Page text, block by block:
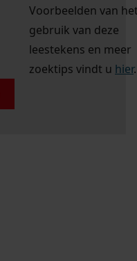
Voorbeelden van
gebruik van deze
leestekens en meer
zoektips vindt u hier.